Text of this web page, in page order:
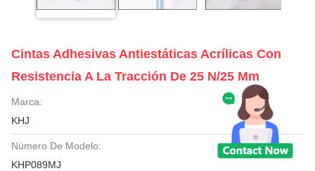
Cintas Adhesivas Antiestáticas Acrílicas Con
Resistencia A La Tracción De 25 N/25 Mm
Marca:
KHJ
Número De Modelo:
KHP089MJ